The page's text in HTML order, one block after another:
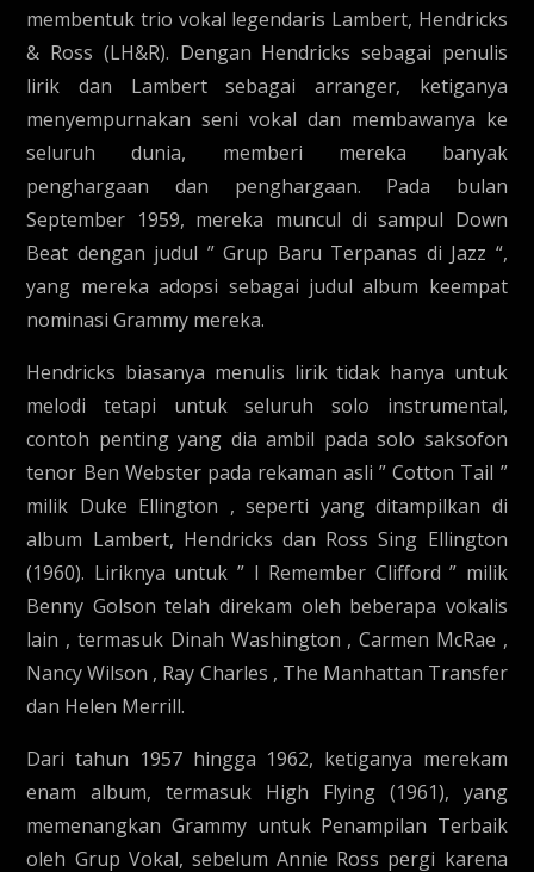
membentuk trio vokal legendaris Lambert, Hendricks
& Ross (LH&R). Dengan Hendricks sebagai penulis
lirik dan Lambert sebagai arranger, ketiganya
menyempurnakan seni vokal dan membawanya ke
seluruh dunia, memberi mereka banyak
penghargaan dan penghargaan. Pada bulan
September 1959, mereka muncul di sampul Down
Beat dengan judul ” Grup Baru Terpanas di Jazz “,
yang mereka adopsi sebagai judul album keempat
nominasi Grammy mereka.
Hendricks biasanya menulis lirik tidak hanya untuk
melodi tetapi untuk seluruh solo instrumental,
contoh penting yang dia ambil pada solo saksofon
tenor Ben Webster pada rekaman asli ” Cotton Tail ”
milik Duke Ellington , seperti yang ditampilkan di
album Lambert, Hendricks dan Ross Sing Ellington
(1960). Liriknya untuk ” I Remember Clifford ” milik
Benny Golson telah direkam oleh beberapa vokalis
lain , termasuk Dinah Washington , Carmen McRae ,
Nancy Wilson , Ray Charles , The Manhattan Transfer
dan Helen Merrill.
Dari tahun 1957 hingga 1962, ketiganya merekam
enam album, termasuk High Flying (1961), yang
memenangkan Grammy untuk Penampilan Terbaik
oleh Grup Vokal, sebelum Annie Ross pergi karena